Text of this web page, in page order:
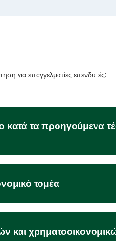
για επαγγελματίες επενδυτές:
κατά τα προηγούμενα
τομέα
και